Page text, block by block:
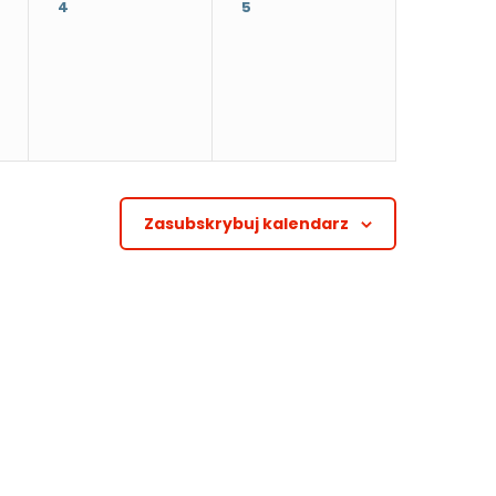
4 5
Zasubskrybuj kalendarz